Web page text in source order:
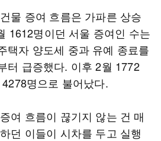
물 증여 흐름은 가파른 상승
1612명이던 서울 증여인 수는
택자 양도세 중과 유예 종료를
터 급증했다. 이후 2월 1772
명으로 불어났다.
여 흐름이 끊기지 않는 건 매
던 이들이 시차를 두고 실행